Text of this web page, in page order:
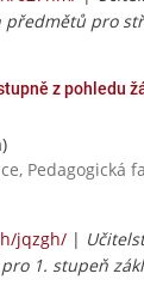
předmětů pro
z pohledu
Pedagogická
jqzgh/ |
1. stupeň